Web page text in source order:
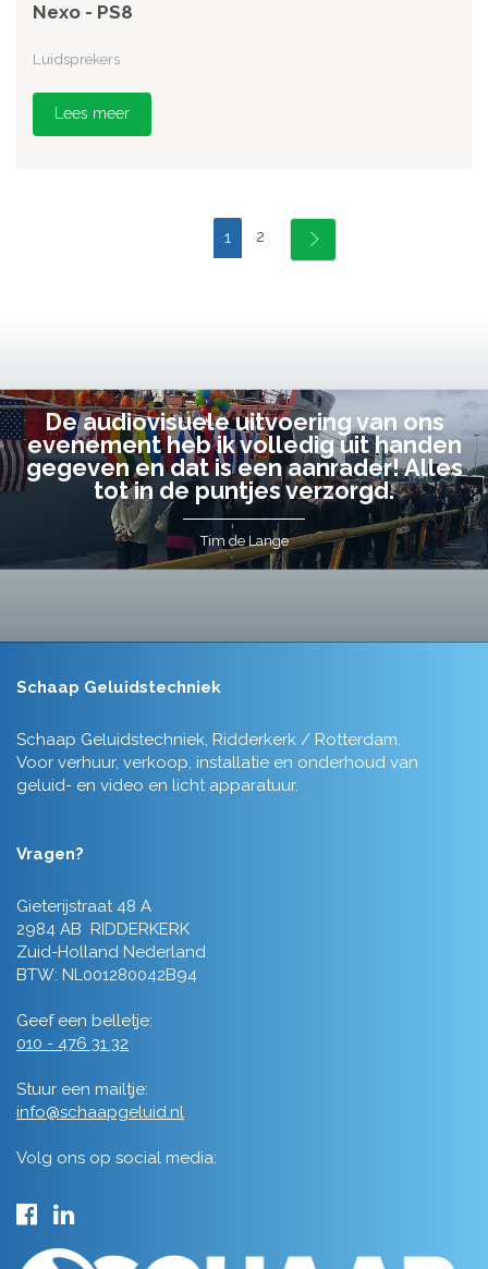
Nexo - PS8
Luidsprekers
Lees meer
1 2
De audiovisuele uitvoering van ons
evenement heb ik volledig uit handen
gegeven en dat is een aanrader! Alles
tot in de puntjes verzorgd.
Tim de Lange
Schaap Geluidstechniek
Schaap Geluidstechniek, Ridderkerk / Rotterdam.
Voor verhuur, verkoop, installatie en onderhoud van
geluid- en video en licht apparatuur.
Vragen?
Gieterijstraat 48 A
2984 AB RIDDERKERK
Zuid-Holland Nederland
BTW: NL001280042B94
Geef een belletje:
010 - 476 31 32
Stuur een mailtje:
info@schaapgeluid.nl
Volg ons op social media: